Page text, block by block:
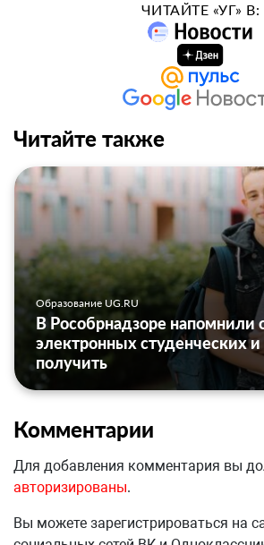
ЧИТАЙТЕ «УГ» В:
Читайте также
Образование UG.RU
В Рособрнадзоре напомнили
электронных студенческих и
получить
Комментарии
Для добавления комментария вы
авторизированы.
Вы можете зарегистрироваться на